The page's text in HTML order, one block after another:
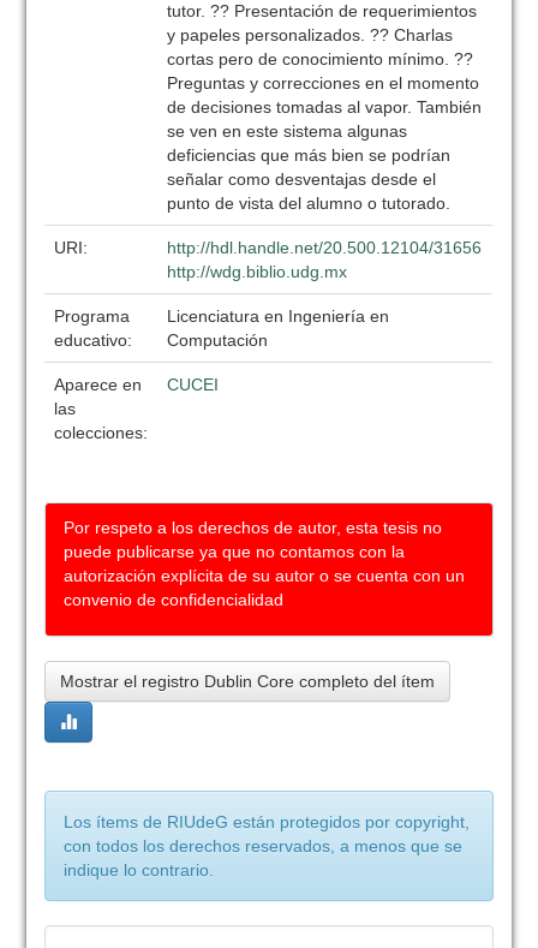
tutor. ?? Presentación de requerimientos
y papeles personalizados. ?? Charlas
cortas pero de conocimiento mínimo. ??
Preguntas y correcciones en el momento
de decisiones tomadas al vapor. También
se ven en este sistema algunas
deficiencias que más bien se podrían
señalar como desventajas desde el
punto de vista del alumno o tutorado.
URI:
http://hdl.handle.net/20.500.12104/31656
http://wdg.biblio.udg.mx
Programa
educativo:
Licenciatura en Ingeniería en
Computación
Aparece en
las
colecciones:
CUCEI
Por respeto a los derechos de autor, esta tesis no
puede publicarse ya que no contamos con la
autorización explícita de su autor o se cuenta con un
convenio de confidencialidad
Mostrar el registro Dublin Core completo del ítem
Los ítems de RIUdeG están protegidos por copyright,
con todos los derechos reservados, a menos que se
indique lo contrario.